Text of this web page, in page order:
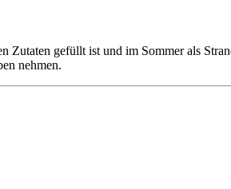
Zutaten gefüllt ist und im Sommer als
nehmen.